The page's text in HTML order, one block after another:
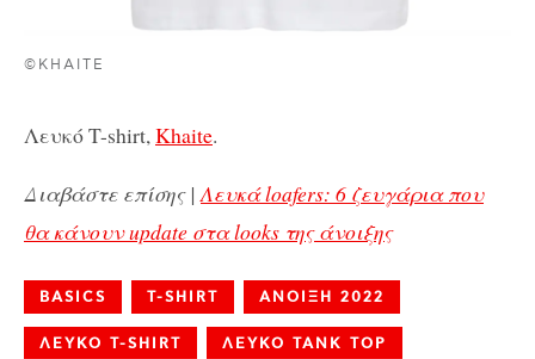
©KHAITE
Λευκό T-shirt,Khaite.
Διαβάστε επίσης |Λευκά loafers: 6 ζευγάρια που
θα κάνουν update στα looks της άνοιξης
BASICS T-SHIRT ΑΝΟΙΞΗ 2022
ΛΕΥΚΟ T-SHIRT ΛΕΥΚΟ TANK TOP